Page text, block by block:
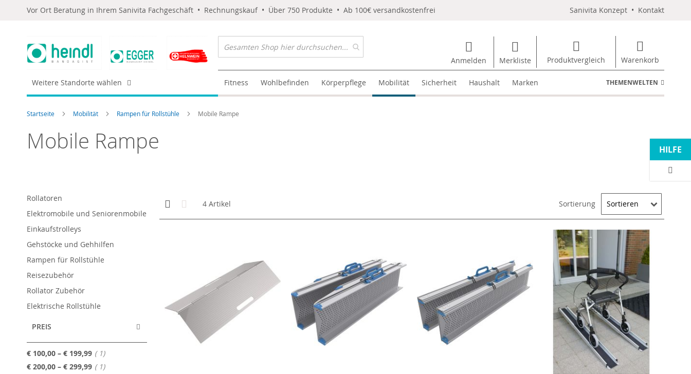
Vor Ort Beratung in Ihrem Sanivita Fachgeschäft • Rechnungskauf • Über 750 Produkte • Ab 100€ versandkostenfrei Sanivita Konzept • Kontakt
Anmelden Merkliste Produktvergleich Warenkorb
Weitere Standorte wählen Fitness Wohlbefinden Körperpflege Mobilität Sicherheit Haushalt Marken THEMENWELTEN
Startseite Mobilität Rampen für Rollstühle Mobile Rampe
Mobile Rampe
Anzeigen
als
Kachelansicht
4 Artikel Sortierung
Rollatoren
Elektromobile und Seniorenmobile
Einkaufstrolleys
Gehstöcke und Gehhilfen
Rampen für Rollstühle
Reisezubehör
Rollator Zubehör
Elektrische Rollstühle
PREIS
€ 100,00 – € 199,99 1Artikel
€ 200,00 – € 299,99 1Artikel
HILFE